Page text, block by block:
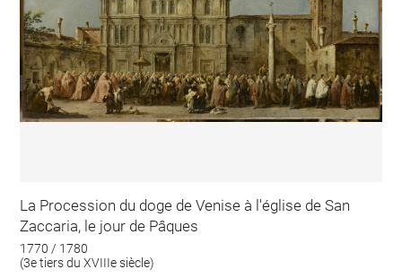
La Procession du doge de Venise à l'église de San
Zaccaria, le jour de Pâques
1770 / 1780
(3e tiers du XVIIIe siècle)